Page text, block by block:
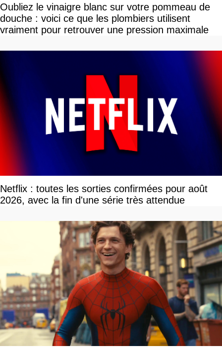
Oubliez le vinaigre blanc sur votre pommeau de
douche : voici ce que les plombiers utilisent
vraiment pour retrouver une pression maximale
Netflix : toutes les sorties confirmées pour août
2026, avec la fin d'une série très attendue